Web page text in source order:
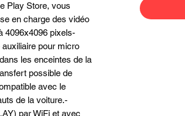
Play Store, vous
en charge des vidéo
4096x4096 pixels-
pour micro
les enceintes de la
possible de
avec le
de la voiture.-
par WiFi et avec